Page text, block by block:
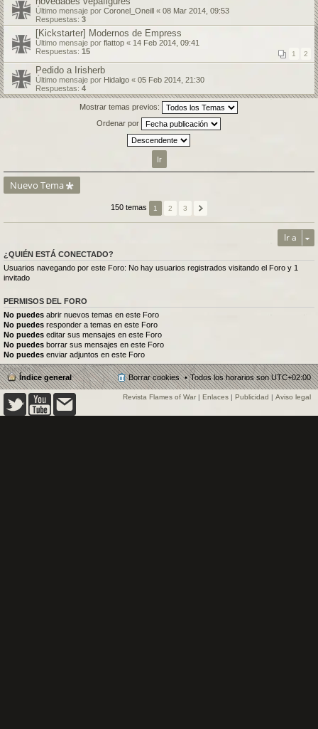
Último mensaje por Coronel_Oneill « 08 Mar 2014, 09:53
Respuestas: 3
[Kickstarter] Modernos de Empress
Último mensaje por flattop « 14 Feb 2014, 09:41
Respuestas: 15 1 2
Pedido a Irisherb
Último mensaje por Hidalgo « 05 Feb 2014, 21:30
Respuestas: 4
Mostrar temas previos:
Ordenar por
Nuevo Tema
150 temas 1 2 3
Ir a
¿QUIÉN ESTÁ CONECTADO?
Usuarios navegando por este Foro: No hay usuarios registrados visitando el Foro y 1
invitado
PERMISOS DEL FORO
No puedes abrir nuevos temas en este Foro
No puedes responder a temas en este Foro
No puedes editar sus mensajes en este Foro
No puedes borrar sus mensajes en este Foro
No puedes enviar adjuntos en este Foro
Índice general Todos los horarios sonUTC+02:00
Borrar cookies
Revista Flames of War | Enlaces | Publicidad | Aviso legal